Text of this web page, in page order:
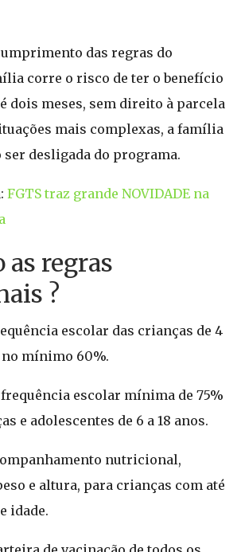
das regras do
corre o risco de ter o benefício
dois meses, sem direito à parcela
mais complexas, a família
ser desligada do programa.
FGTS traz grande NOVIDADE na
as regras
?
escolar das crianças de 4
no mínimo 60%.
escolar mínima de 75%
e adolescentes de 6 a 18 anos.
nutricional,
e altura, para crianças com até
idade.